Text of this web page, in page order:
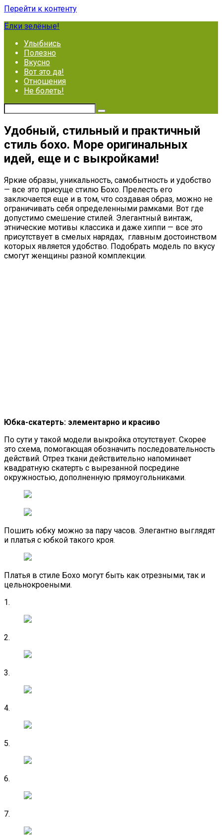
Перейти к контенту
Ёлки зелёные!
Улыбнись
Полезно
Вкусно
Вот это да!
Отношения
Не болеть!
Удобный, стильный и практичный
стиль бохо. Море оригинальных
идей, еще и с выкройками!
Яркие образы, уникальность, самобытность и удобство
— все это присуще стилю Бохо. Прелесть его
заключается еще и в том, что создавая образ, можно не
ограничивать себя определенными рамками. Вот где
допустимо смешение стилей. Элегантный винтаж,
этнические мотивы классика и даже хиппи — все это
присутствует в смелых нарядах, главным достоинством
которых является удобство. Подобрать модель по вкусу
смогут женщины разной комплекции.
Юбка-скатерть: элементарно и красиво
По сути у такой модели выкройка отсутствует. Скорее
это схема, помогающая обозначить последовательность
действий. Отрез ткани действительно напоминает
квадратную скатерть с вырезанной посредине
окружностью, дополненную прямоугольниками.
Пошить юбку можно за пару часов. Элегантно выглядят
и платья с юбкой такого кроя.
Платья в стиле Бохо могут быть как отрезными, так и
цельнокроеными.
1.
2.
3.
4.
5.
6.
7.